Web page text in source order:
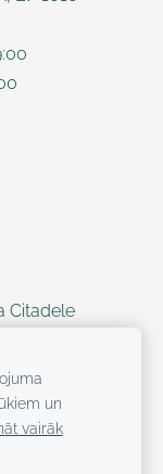
Citadele
un
vairāk